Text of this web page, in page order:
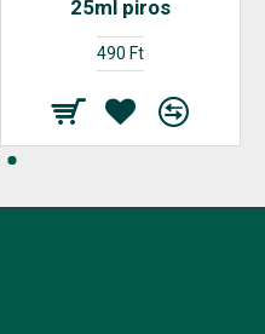
25ml piros
490 Ft